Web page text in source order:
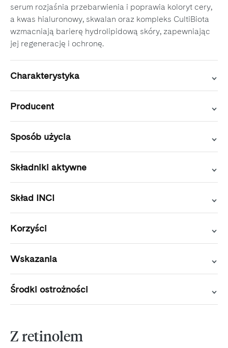
serum rozjaśnia przebarwienia i poprawia koloryt cery,
a kwas hialuronowy, skwalan oraz kompleks CultiBiota
wzmacniają barierę hydrolipidową skóry, zapewniając
jej regenerację i ochronę.
Charakterystyka
Producent
Sposób użycia
Składniki aktywne
Skład INCI
Korzyści
Wskazania
Środki ostrożności
Z retinolem